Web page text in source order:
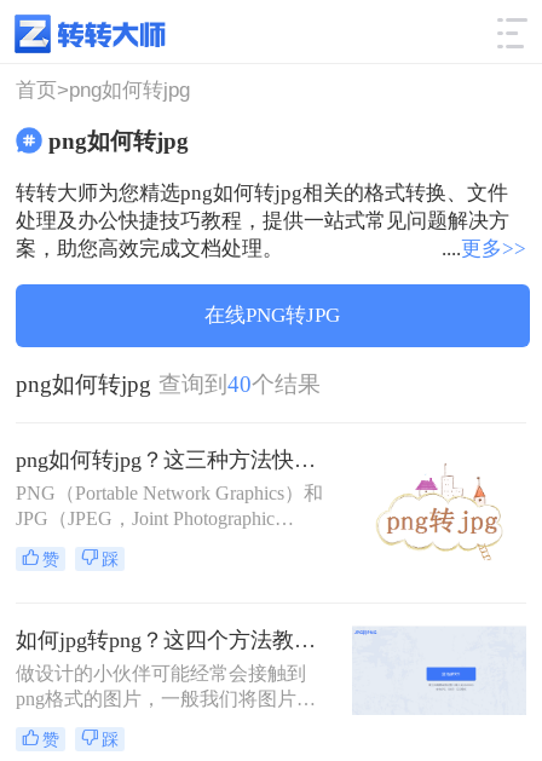
使用技巧 筛选
首页>png如何转jpg
png如何转jpg
转转大师为您精选png如何转jpg相关的格式转换、文件
处理及办公快捷技巧教程，提供一站式常见问题解决方
案，助您高效完成文档处理。
....更多>>
在线PNG转JPG
png如何转jpg 查询到40个结果
png如何转jpg？这三种方法快速搞定转换！
PNG（Portable Network Graphics）和
JPG（JPEG，Joint Photographic
Experts Group）是两种常用的图片格
式。PNG以其高质量的无损压缩和支
流行。然而，在某些情况下，我们可
能需要将PNG图片转换为JPG格式。
那么png如何转jpg呢？以下将介绍三
赞 踩
如何jpg转png？这四个方法教会你！
做设计的小伙伴可能经常会接触到
png格式的图片，一般我们将图片进
行抠图处理之后直接保存的就是png
格式的，这种格式图片在使用的时候
赞 踩